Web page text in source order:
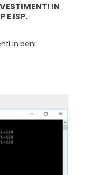
IN
E ISP.
in beni